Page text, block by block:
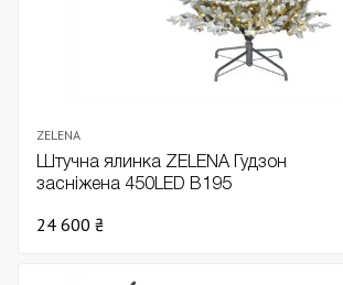
ZELENA
Штучна ялинка ZELENA Гудзон
засніжена 450LED В195
24 600 ₴